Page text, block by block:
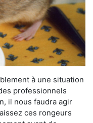
à une situation
professionnels
il nous faudra agir
ces rongeurs